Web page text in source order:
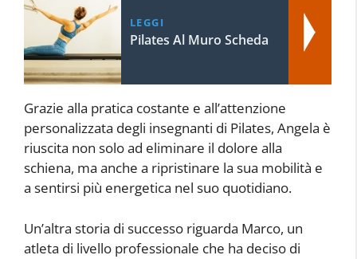
LEGGI
Pilates Al Muro Scheda
Grazie alla pratica costante e all’attenzione
personalizzata degli insegnanti di Pilates, Angela è
riuscita non solo ad eliminare il dolore alla
schiena, ma anche a ripristinare la sua mobilità e
a sentirsi più energetica nel suo quotidiano.
Un’altra storia di successo riguarda Marco, un
atleta di livello professionale che ha deciso di